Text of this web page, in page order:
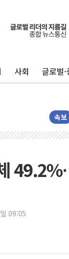
사회 글로벌
속보
09:05